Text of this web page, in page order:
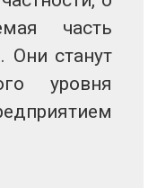
часть
Они станут
уровня